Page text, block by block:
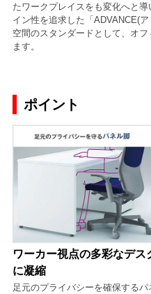
たワークプレイスをも変化へと
イン性を追求した「ADVANCE(
空間のスタンダードとして、オ
ます。
ポイント
ワーカー視点の多彩なデ
に凝縮
足元のプライバシーを確保する